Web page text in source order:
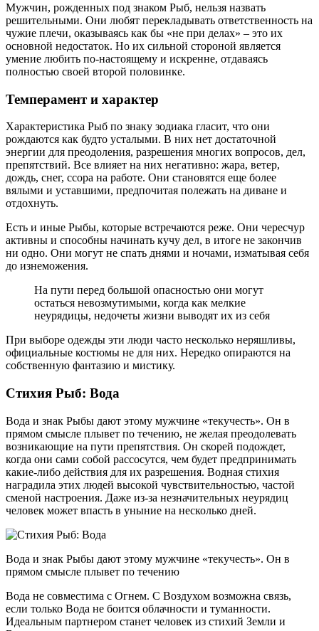
Мужчин, рожденных под знаком Рыб, нельзя назвать
решительными. Они любят перекладывать ответственность на
чужие плечи, оказываясь как бы «не при делах» ‒ это их
основной недостаток. Но их сильной стороной является
умение любить по-настоящему и искренне, отдаваясь
полностью своей второй половинке.
Темперамент и характер
Характеристика Рыб по знаку зодиака гласит, что они
рождаются как будто усталыми. В них нет достаточной
энергии для преодоления, разрешения многих вопросов, дел,
препятствий. Все влияет на них негативно: жара, ветер,
дождь, снег, ссора на работе. Они становятся еще более
вялыми и уставшими, предпочитая полежать на диване и
отдохнуть.
Есть и иные Рыбы, которые встречаются реже. Они чересчур
активны и способны начинать кучу дел, в итоге не закончив
ни одно. Они могут не спать днями и ночами, изматывая себя
до изнеможения.
На пути перед большой опасностью они могут
остаться невозмутимыми, когда как мелкие
неурядицы, недочеты жизни выводят их из себя
При выборе одежды эти люди часто несколько неряшливы,
официальные костюмы не для них. Нередко опираются на
собственную фантазию и мистику.
Стихия Рыб: Вода
Вода и знак Рыбы дают этому мужчине «текучесть». Он в
прямом смысле плывет по течению, не желая преодолевать
возникающие на пути препятствия. Он скорей подождет,
когда они сами собой рассосутся, чем будет предпринимать
какие-либо действия для их разрешения. Водная стихия
наградила этих людей высокой чувствительностью, частой
сменой настроения. Даже из-за незначительных неурядиц
человек может впасть в уныние на несколько дней.
Вода и знак Рыбы дают этому мужчине «текучесть». Он в
прямом смысле плывет по течению
Вода не совместима с Огнем. С Воздухом возможна связь,
если только Вода не боится облачности и туманности.
Идеальным партнером станет человек из стихий Земли и